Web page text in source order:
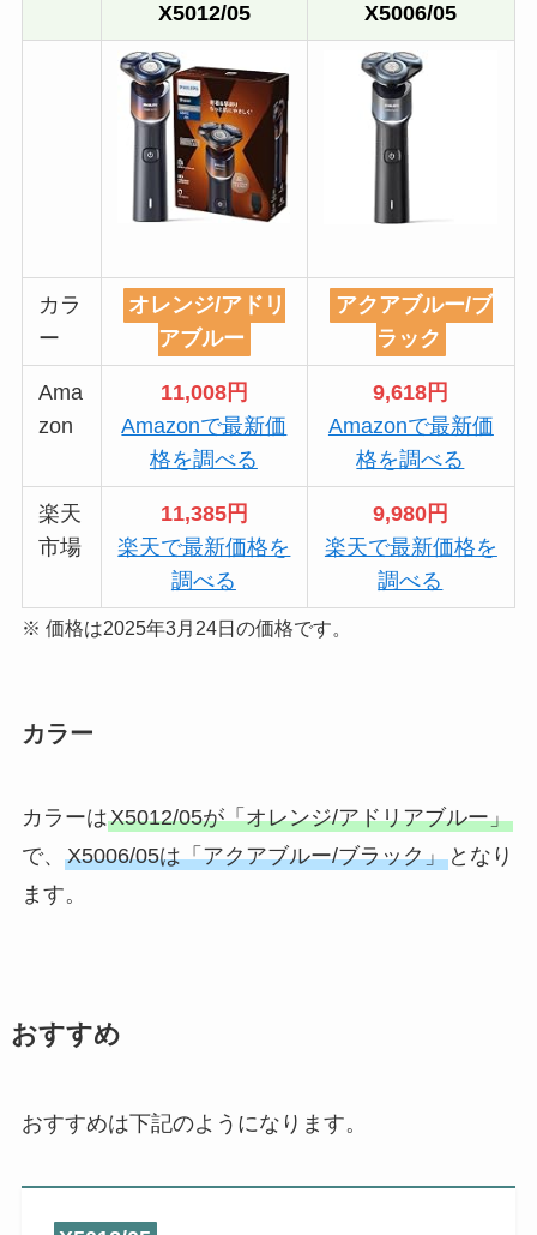
X5012/05 X5006/05
カラ
ー
オレンジ/アドリ
アブルー
アクアブルー/ブ
ラック
Ama
zon
11,008円
Amazonで最新価
格を調べる
9,618円
Amazonで最新価
格を調べる
楽天
市場
11,385円
楽天で最新価格を
調べる
9,980円
楽天で最新価格を
調べる
※ 価格は2025年3月24日の価格です。
カラー
カラーはX5012/05が「オレンジ/アドリアブルー」
で、 X5006/05は「アクアブルー/ブラック」となり
ます。
おすすめ
おすすめは下記のようになります。